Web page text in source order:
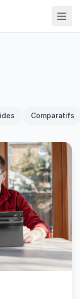
Comparatifs